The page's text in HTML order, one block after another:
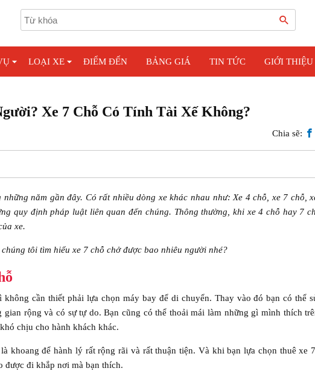
LOẠI XE ĐIỂM ĐẾN BẢNG GIÁ TIN TỨC GIỚI THIỆU
Xe 7 Chỗ Có Tính Tài Xế Không?
Chia sẽ:
năm gần đây. Có rất nhiều dòng xe khác nhau như: Xe 4 chỗ, xe 7 chỗ,
quy định pháp luật liên quan đến chúng. Thông thường, khi xe 4 chỗ hay 7
xe.
tôi tìm hiểu xe 7 chỗ chở được bao nhiêu người nhé?
cần thiết phải lựa chọn máy bay để di chuyển. Thay vào đó bạn có thể
rộng và có sự tự do. Bạn cũng có thể thoải mái làm những gì mình thích
chịu cho hành khách khác.
khoang để hành lý rất rộng rãi và rất thuận tiện. Và khi bạn lựa chọn thuê xe
được đi khắp nơi mà bạn thích.